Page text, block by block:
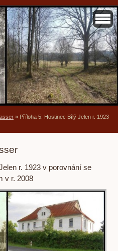
» Příloha 5: Hostinec Bílý Jelen r. 1923
r. 1923 v porovnání se
v r. 2008